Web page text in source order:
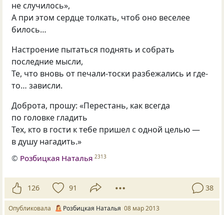
не случилось»,
А при этом сердце толкать, чтоб оно веселее
билось…
Настроение пытаться поднять и собрать
последние мысли,
Те, что вновь от печали-тоски разбежались и где-
то… зависли.
Доброта, прошу: «Перестань, как всегда
по головке гладить
Тех, кто в гости к тебе пришел с одной целью —
в душу нагадить.»
© Розбицкая Наталья 2313
126 91 38
Опубликовала Розбицкая Наталья 08 мар 2013